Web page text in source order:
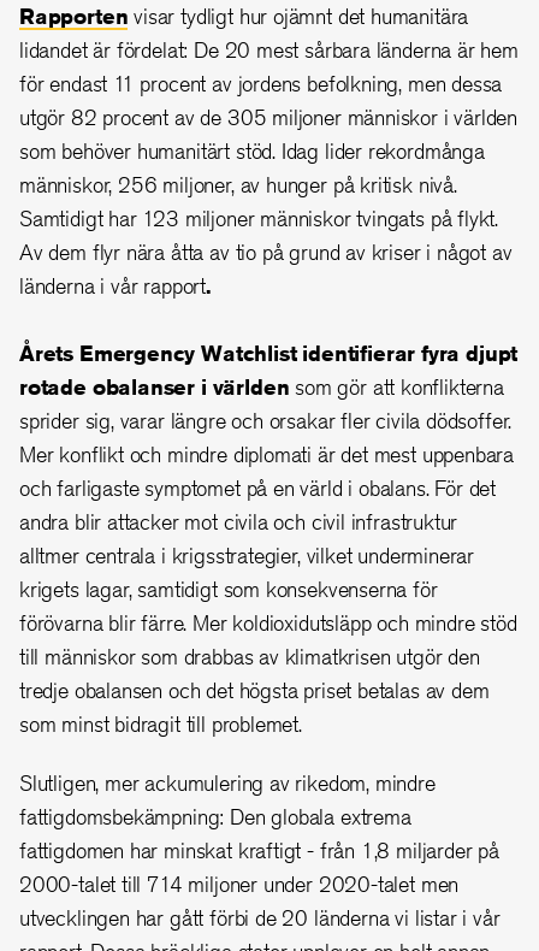
Rapporten visar tydligt hur ojämnt det humanitära
lidandet är fördelat: De 20 mest sårbara länderna är hem
för endast 11 procent av jordens befolkning, men dessa
utgör 82 procent av de 305 miljoner människor i världen
som behöver humanitärt stöd. Idag lider rekordmånga
människor, 256 miljoner, av hunger på kritisk nivå.
Samtidigt har 123 miljoner människor tvingats på flykt.
Av dem flyr nära åtta av tio på grund av kriser i något av
länderna i vår rapport.
Årets Emergency Watchlist identifierar fyra djupt
rotade obalanser i världen som gör att konflikterna
sprider sig, varar längre och orsakar fler civila dödsoffer.
Mer konflikt och mindre diplomati är det mest uppenbara
och farligaste symptomet på en värld i obalans. För det
andra blir attacker mot civila och civil infrastruktur
alltmer centrala i krigsstrategier, vilket underminerar
krigets lagar, samtidigt som konsekvenserna för
förövarna blir färre. Mer koldioxidutsläpp och mindre stöd
till människor som drabbas av klimatkrisen utgör den
tredje obalansen och det högsta priset betalas av dem
som minst bidragit till problemet.
Slutligen, mer ackumulering av rikedom, mindre
fattigdomsbekämpning: Den globala extrema
fattigdomen har minskat kraftigt - från 1,8 miljarder på
2000-talet till 714 miljoner under 2020-talet men
utvecklingen har gått förbi de 20 länderna vi listar i vår